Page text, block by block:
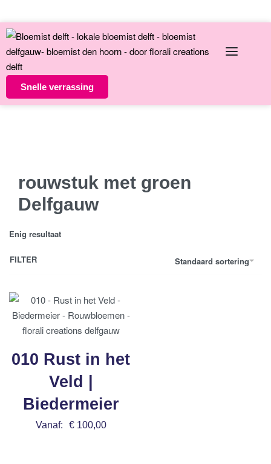
Snelle verrassing
rouwstuk met groen
Delfgauw
Enig resultaat
Standaard sortering
FILTER
010 Rust in het
Veld |
Biedermeier
Vanaf: €100,00